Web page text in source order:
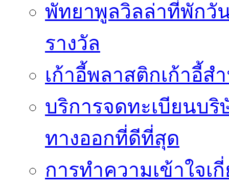
พัทยาพูลวิลล่าที่พักวั
รางวัล
เก้าอี้พลาสติกเก้าอี้
บริการจดทะเบียนบ
ทางออกที่ดีที่สุด
การทำความเข้าใจเ